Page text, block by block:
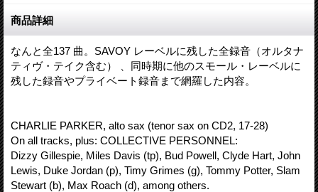
商品詳細
なんと全137 曲。SAVOY レーベルに残した全録音（オルタナ
ティヴ・テイク含む） 、同時期に他のスモール・レーベルに
残した録音やプライベート録音まで網羅した内容。
CHARLIE PARKER, alto sax (tenor sax on CD2, 17-28)
On all tracks, plus: COLLECTIVE PERSONNEL:
Dizzy Gillespie, Miles Davis (tp), Bud Powell, Clyde Hart, John
Lewis, Duke Jordan (p), Timy Grimes (g), Tommy Potter, Slam
Stewart (b), Max Roach (d), among others.